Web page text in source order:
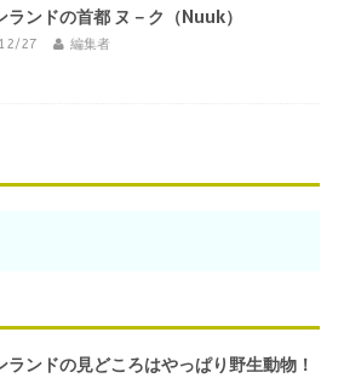
ランドの首都 ヌ－ク（Nuuk）
27 編集者
ランドの見どころはやっぱり野生動物！